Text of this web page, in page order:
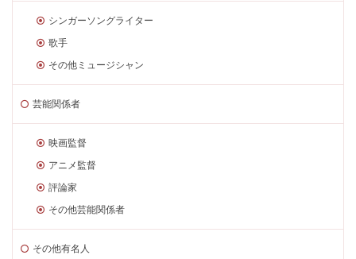
シンガーソングライター
歌手
その他ミュージシャン
芸能関係者
映画監督
アニメ監督
評論家
その他芸能関係者
その他有名人